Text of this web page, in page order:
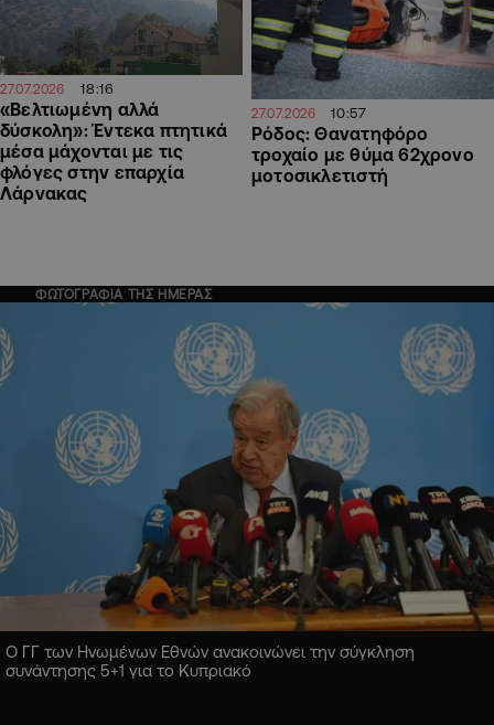
27.07.2026 18:16
«Βελτιωμένη αλλά
δύσκολη»: Έντεκα πτητικά
μέσα μάχονται με τις
φλόγες στην επαρχία
Λάρνακας
27.07.2026 10:57
Ρόδος: Θανατηφόρο
τροχαίο με θύμα 62χρονο
μοτοσικλετιστή
ΦΩΤΟΓΡΑΦΙΑ ΤΗΣ ΗΜΕΡΑΣ
Ο ΓΓ των Ηνωμένων Εθνών ανακοινώνει την σύγκληση
συνάντησης 5+1 για το Κυπριακό